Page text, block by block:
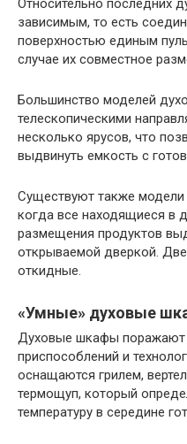
Относительно последних
зависимым, то есть
поверхностью единым
случае их совместное
Большинство моделей
телескопическими
несколько ярусов, что
выдвинуть емкость с
Существуют также
когда все находящиеся в
размещения продуктов
открываемой дверкой.
откидные.
«Умные» духовые
Духовые шкафы поражают
приспособлений и
оснащаются грилем,
термощуп, который
температуру в середине